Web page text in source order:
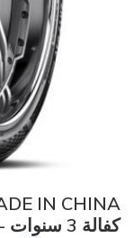
كفالة 3 سنوات - 16, 75, 265